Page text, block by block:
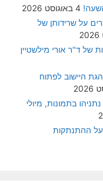
4 באוגוסט 2026
על שרידותן של
של ד"ר אורי מילשטיין
היישוב לפתוח
בתמונות, מיולי
ההתנתקות